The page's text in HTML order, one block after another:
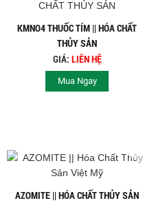
KMNO4 THUỐC TÍM || HÓA CHẤT
THỦY SẢN
GIÁ: LIÊN HỆ
Mua Ngay
AZOMITE || HÓA CHẤT THỦY SẢN